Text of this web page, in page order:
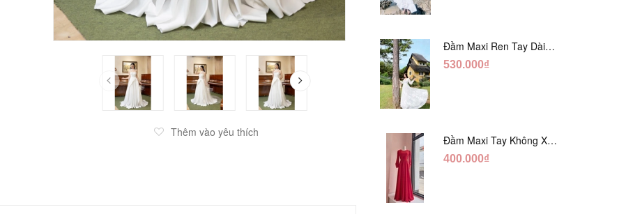
Thêm vào yêu thích
Đầm Maxi Ren Tay Dài
Hàng Ngọc Giữa Trắng
530.000₫
Đầm Maxi Tay Không Xẻ
Đỏ DM765
400.000₫